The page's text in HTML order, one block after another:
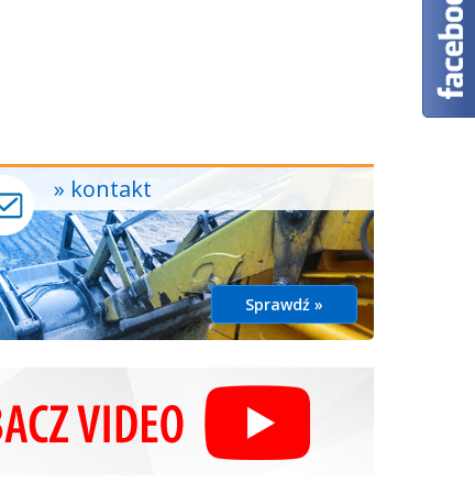
» kontakt
Sprawdź »